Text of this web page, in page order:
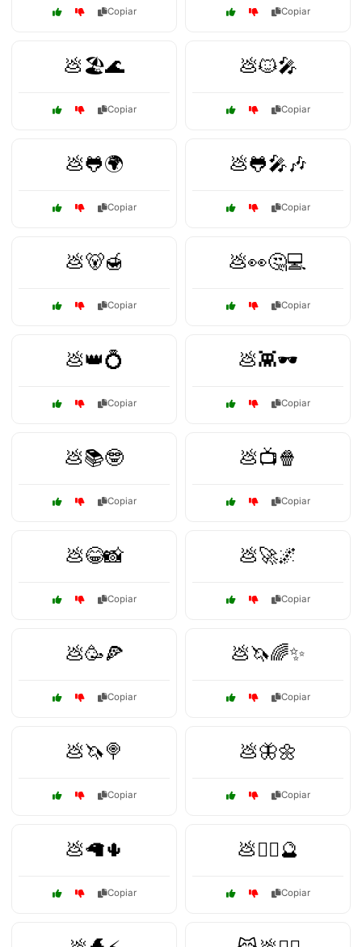
Copiar Copiar
💩🏖️🌊
Copiar
💩🐱🎤
Copiar
💩🐸🌍
Copiar
💩🐸🎤🎶
Copiar
💩🐻🍯
Copiar
💩👀🤔💻
Copiar
💩👑💍
Copiar
💩👾🕶️
Copiar
💩📚🤓
Copiar
💩📺🍿
Copiar
💩😂📸
Copiar
💩🚀🌌
Copiar
💩🥳🍕
Copiar
💩🦄🌈✨
Copiar
💩🦄🍭
Copiar
💩🦋🌼
Copiar
💩🦙🌵
Copiar
💩🧙‍♀️🔮
Copiar